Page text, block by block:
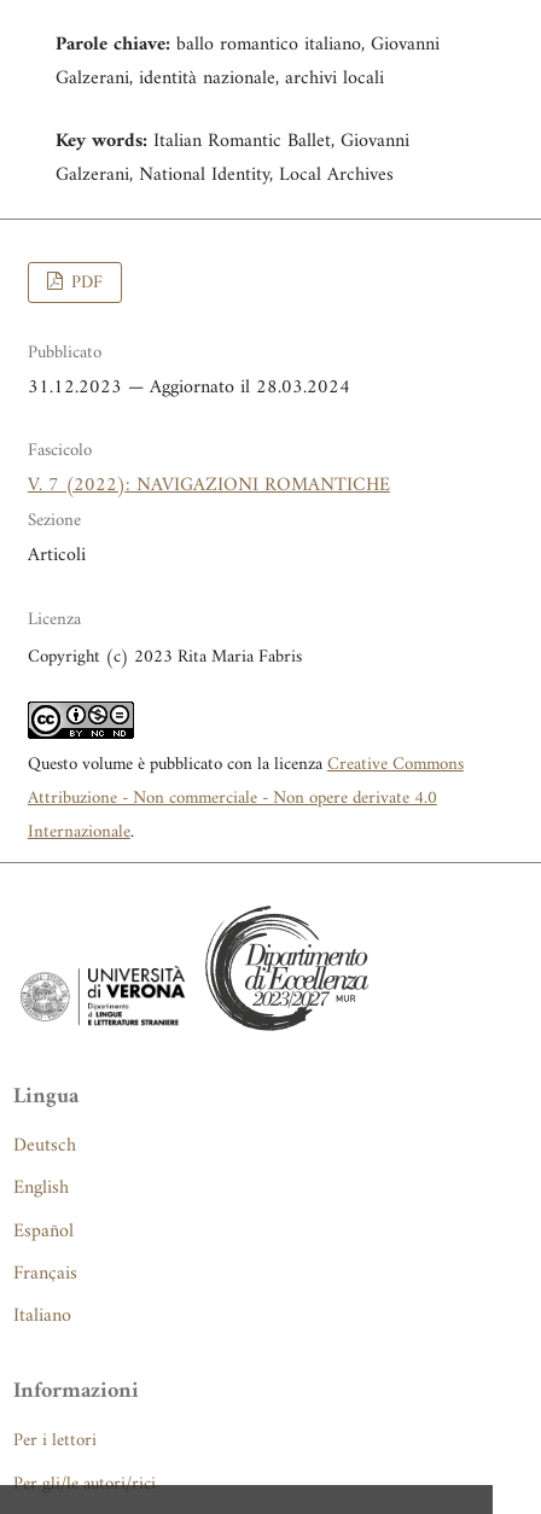
Parole chiave:ballo romantico italiano, Giovanni
Galzerani, identità nazionale, archivi locali
Key words:Italian Romantic Ballet, Giovanni
Galzerani, National Identity, Local Archives
PDF
Pubblicato
31.12.2023 — Aggiornato il 28.03.2024
Fascicolo
V. 7 (2022): NAVIGAZIONI ROMANTICHE
Sezione
Articoli
Licenza
Copyright (c) 2023 Rita Maria Fabris
Questo volume è pubblicato con la licenzaCreative Commons
Attribuzione - Non commerciale - Non opere derivate 4.0
Internazionale.
Lingua
Deutsch
English
Español
Français
Italiano
Informazioni
Per i lettori
Per gli/le autori/rici